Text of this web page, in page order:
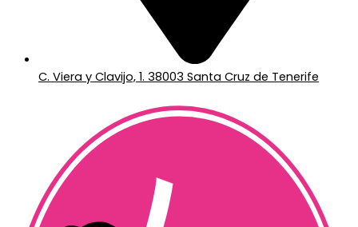
C. Viera y Clavijo, 1. 38003 Santa Cruz de Tenerife